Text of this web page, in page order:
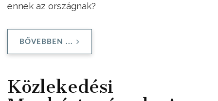
ennek az országnak?
BŐVEBBEN ...
Közlekedési